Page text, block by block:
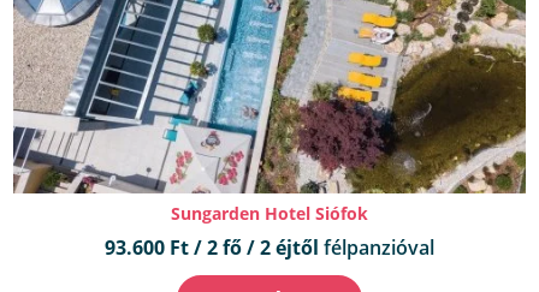
Sungarden Hotel Siófok
93.600 Ft / 2 fő / 2 éjtől félpanzióval